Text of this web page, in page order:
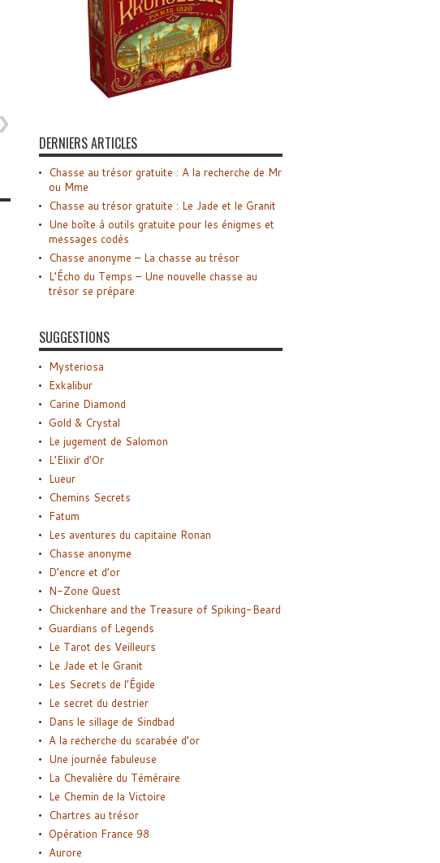
DERNIERS ARTICLES
Chasse au trésor gratuite : A la recherche de Mr
ou Mme
Chasse au trésor gratuite : Le Jade et le Granit
Une boîte à outils gratuite pour les énigmes et
messages codés
Chasse anonyme – La chasse au trésor
L’Écho du Temps – Une nouvelle chasse au
trésor se prépare
SUGGESTIONS
Mysteriosa
Exkalibur
Carine Diamond
Gold & Crystal
Le jugement de Salomon
L’Elixir d’Or
Lueur
Chemins Secrets
Fatum
Les aventures du capitaine Ronan
Chasse anonyme
D’encre et d’or
N-Zone Quest
Chickenhare and the Treasure of Spiking-Beard
Guardians of Legends
Le Tarot des Veilleurs
Le Jade et le Granit
Les Secrets de l’Égide
Le secret du destrier
Dans le sillage de Sindbad
A la recherche du scarabée d’or
Une journée fabuleuse
La Chevalière du Téméraire
Le Chemin de la Victoire
Chartres au trésor
Opération France 98
Aurore